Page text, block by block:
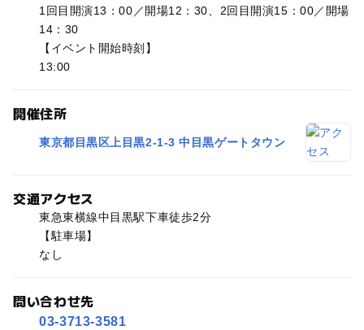
1回目開演13：00／開場12：30、2回目開演15：00／開場
14：30
【イベント開始時刻】
13:00
開催住所
東京都目黒区上目黒2-1-3 中目黒ゲートタウン
交通アクセス
東急東横線中目黒駅下車徒歩2分
【駐車場】
なし
問い合わせ先
03-3713-3581